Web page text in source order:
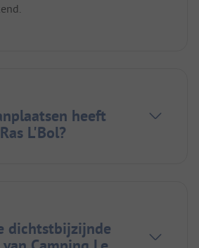
heeft
L'Bol?
dichtstbijzijnde